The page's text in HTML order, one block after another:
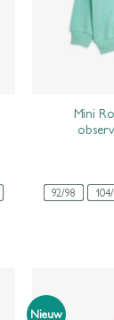
92/98
Mini
Nieuw